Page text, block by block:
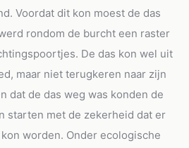
Voordat dit kon moest de das
rondom de burcht een raster
De das kon wel uit
maar niet terugkeren naar zijn
dat de das weg was konden de
starten met de zekerheid dat er
worden. Onder ecologische